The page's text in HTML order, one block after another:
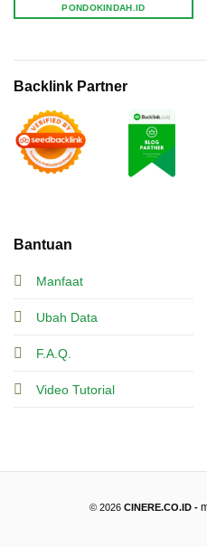
Bantuan
Manfaat
Ubah Data
F.A.Q.
Video Tutorial
PONDOKINDAH.ID
Backlink Partner
© 2026CINERE.CO.ID -